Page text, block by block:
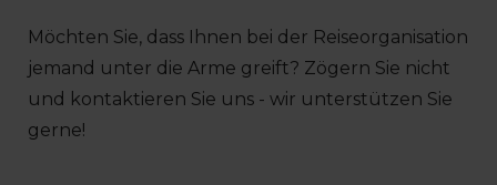
Möchten Sie, dass Ihnen bei der Reiseorganisation
jemand unter die Arme greift? Zögern Sie nicht
und kontaktieren Sie uns - wir unterstützen Sie
gerne!